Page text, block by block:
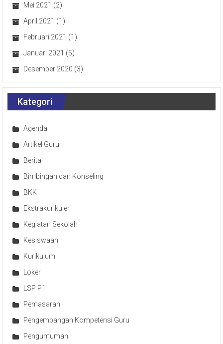
Mei 2021 (2)
April 2021 (1)
Februari 2021 (1)
Januari 2021 (5)
Desember 2020 (3)
Kategori
Agenda
Artikel Guru
Berita
Bimbingan dan Konseling
BKK
Ekstrakurikuler
Kegiatan Sekolah
Kesiswaan
Kurikulum
Loker
LSP P1
Pemasaran
Pengembangan Kompetensi Guru
Pengumuman